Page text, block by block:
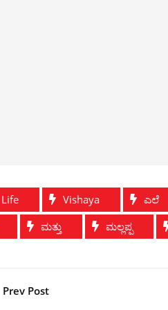
Life Vishaya ಎಲೆ
ಮತ್ತು ಮಲ್ಲಪ್ಪ
Prev Post